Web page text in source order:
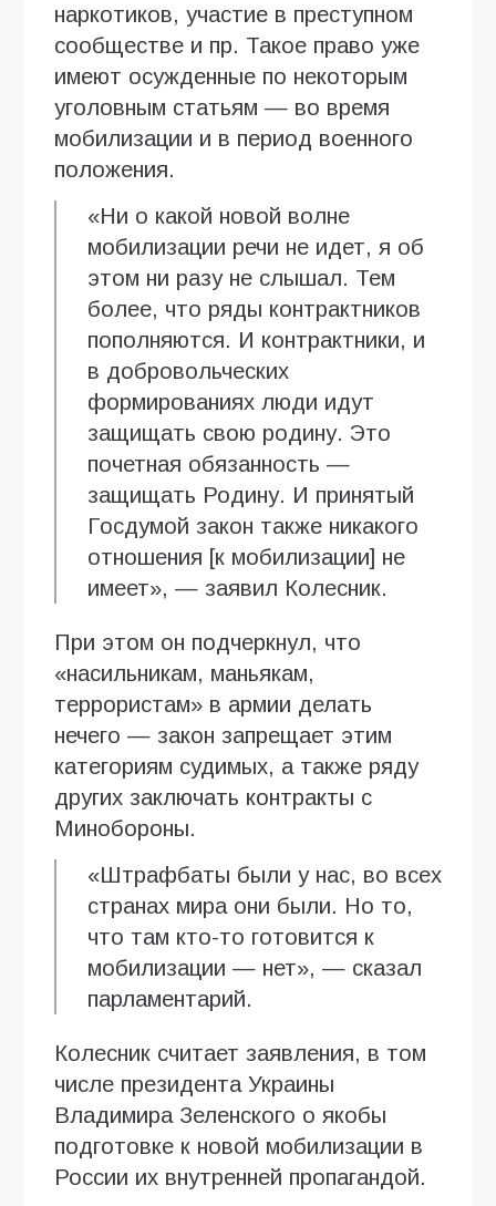
наркотиков, участие в преступном
сообществе и пр. Такое право уже
имеют осужденные по некоторым
уголовным статьям — во время
мобилизации и в период военного
положения.
«Ни о какой новой волне
мобилизации речи не идет, я об
этом ни разу не слышал. Тем
более, что ряды контрактников
пополняются. И контрактники, и
в добровольческих
формированиях люди идут
защищать свою родину. Это
почетная обязанность —
защищать Родину. И принятый
Госдумой закон также никакого
отношения [к мобилизации] не
имеет», — заявил Колесник.
При этом он подчеркнул, что
«насильникам, маньякам,
террористам» в армии делать
нечего — закон запрещает этим
категориям судимых, а также ряду
других заключать контракты с
Минобороны.
«Штрафбаты были у нас, во всех
странах мира они были. Но то,
что там кто-то готовится к
мобилизации — нет», — сказал
парламентарий.
Колесник считает заявления, в том
числе президента Украины
Владимира Зеленского о якобы
подготовке к новой мобилизации в
России их внутренней пропагандой.